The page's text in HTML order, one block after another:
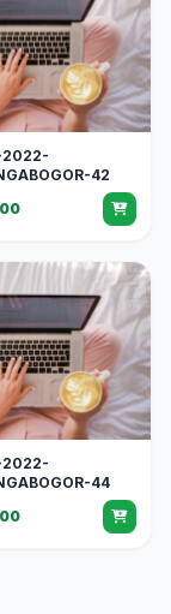
2022-
42
2022-
44